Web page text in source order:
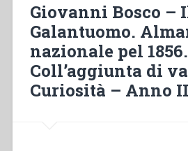
in
Turchia
durante
rettorato
di
Giovanni Bosco –
Galantuomo.
nazionale pel 1856.
Coll’aggiunta di
Curiosità – Anno